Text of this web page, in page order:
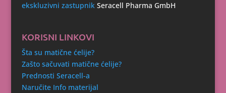
ekskluzivni zastupnik Seracell Pharma GmbH
KORISNI LINKOVI
Šta su matične ćelije?
Zašto sačuvati matične ćelije?
Prednosti Seracell-a
Naručite Info materijal